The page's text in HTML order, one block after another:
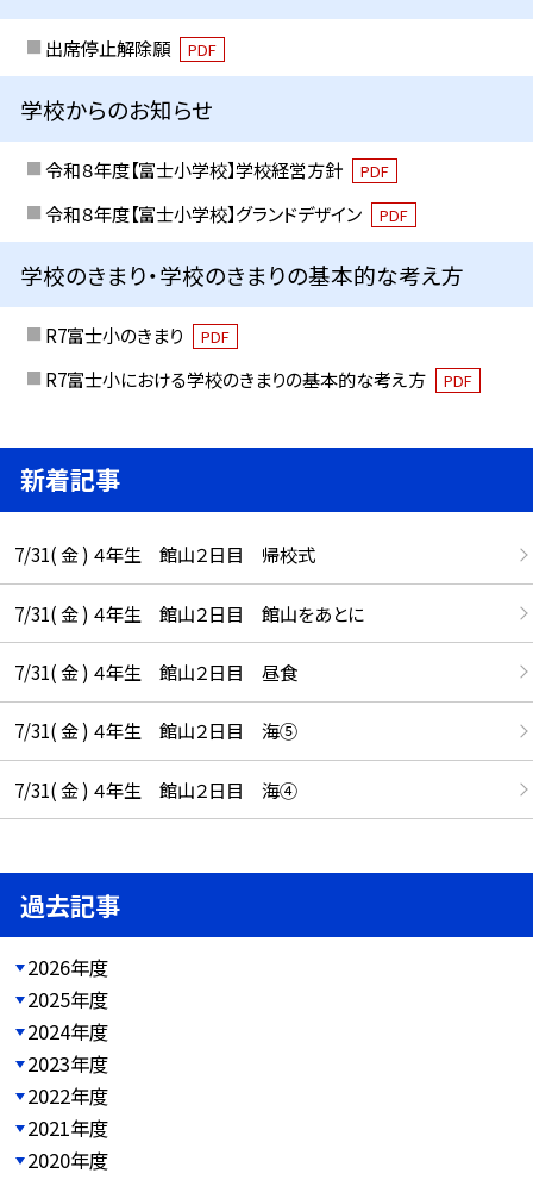
出席停止解除願 PDF
学校からのお知らせ
令和８年度【富士小学校】学校経営方針 PDF
令和８年度【富士小学校】グランドデザイン PDF
学校のきまり・学校のきまりの基本的な考え方
R7富士小のきまり PDF
R7富士小における学校のきまりの基本的な考え方 PDF
新着記事
7/31( 金 ) ４年生 館山２日目 帰校式
7/31( 金 ) ４年生 館山２日目 館山をあとに
7/31( 金 ) ４年生 館山２日目 昼食
7/31( 金 ) ４年生 館山２日目 海⑤
7/31( 金 ) ４年生 館山２日目 海④
過去記事
2026年度
2025年度
2024年度
2023年度
2022年度
2021年度
2020年度